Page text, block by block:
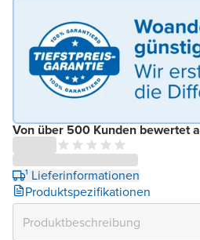
Von über 500 Kunden bewertet
¹ Lieferinformationen
Produktspezifikationen